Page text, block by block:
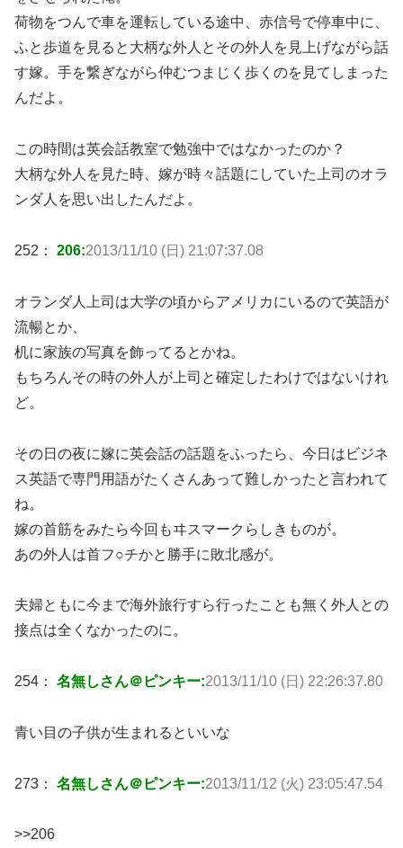
荷物をつんで車を運転している途中、赤信号で停車中に、
ふと歩道を見ると大柄な外人とその外人を見上げながら話
す嫁。手を繋ぎながら仲むつまじく歩くのを見てしまった
んだよ。
この時間は英会話教室で勉強中ではなかったのか？
大柄な外人を見た時、嫁が時々話題にしていた上司のオラ
ンダ人を思い出したんだよ。
252： 206:2013/11/10 (日) 21:07:37.08
オランダ人上司は大学の頃からアメリカにいるので英語が
流暢とか、
机に家族の写真を飾ってるとかね。
もちろんその時の外人が上司と確定したわけではないけれ
ど。
その日の夜に嫁に英会話の話題をふったら、今日はビジネ
ス英語で専門用語がたくさんあって難しかったと言われて
ね。
嫁の首筋をみたら今回もヰスマークらしきものが。
あの外人は首フ○チかと勝手に敗北感が。
夫婦ともに今まで海外旅行すら行ったことも無く外人との
接点は全くなかったのに。
254： 名無しさん＠ピンキー:2013/11/10 (日) 22:26:37.80
青い目の子供が生まれるといいな
273： 名無しさん＠ピンキー:2013/11/12 (火) 23:05:47.54
>>206